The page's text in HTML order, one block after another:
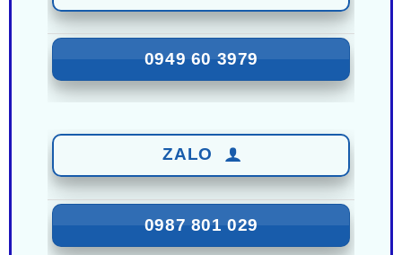
0949 60 3979
0987 801 029